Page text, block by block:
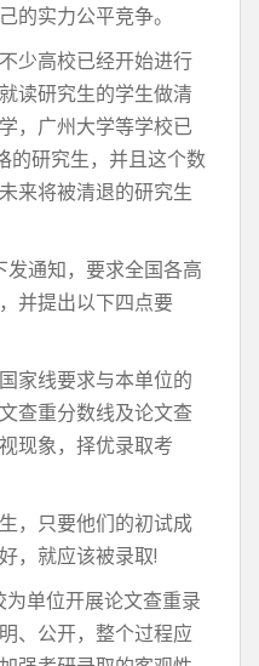
的实力公平竞争。
少高校已经开始进行
读研究生的学生做清
，广州大学等学校已
的研究生，并且这个数
来将被清退的研究生
通知，要求全国各高
并提出以下四点要
家线要求与本单位的
查重分数线及论文查
现象，择优录取考
，只要他们的初试成
，就应该被录取!
单位开展论文查重录
、公开，整个过程应